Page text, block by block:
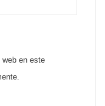
web en este